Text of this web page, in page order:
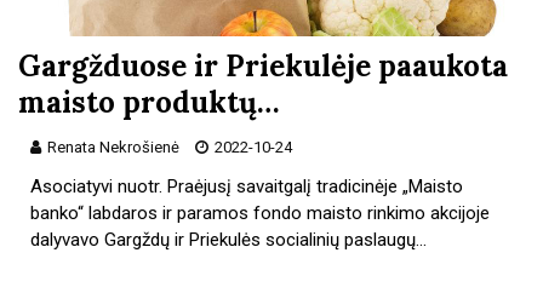
Gargžduose ir Priekulėje paaukota
maisto produktų…
Renata Nekrošienė 2022-10-24
Asociatyvi nuotr. Praėjusį savaitgalį tradicinėje „Maisto
banko“ labdaros ir paramos fondo maisto rinkimo akcijoje
dalyvavo Gargždų ir Priekulės socialinių paslaugų…